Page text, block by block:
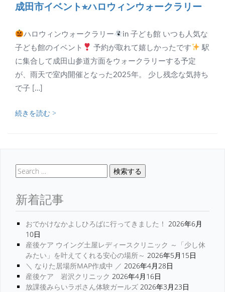
成田市イベント⭐︎ハロウィンウォークラリー
ハロウィンウォークラリー
in 子ども館 いつも人気な
子ども館のイベント
予約が取れて嬉しかったです
駅
に集合して成田山参道方面をウォークラリーする予定
が、雨天で室内開催となった2025年。 少し残念な気持ち
で子 […]
続きを読む >
検索する
新着記事
おでかけなかよしひろばに行ってきました！ 2026年6月
10日
産後ケア ウイング土屋レディースクリニック ～「少し休
みたい」を叶えてくれる安心の場所～ 2026年5月15日
＼ なりた居場所MAP作成中 ／ 2026年4月28日
産後ケア 岩沢クリニック 2026年4月16日
放課後みらいラボさん体験ガールズ 2026年3月23日